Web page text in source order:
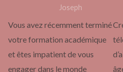
Joseph
Vous avez récemment terminé
votre formation académique
et êtes impatient de vous
engager dans le monde